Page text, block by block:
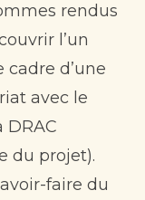
rendus
l’un
cadre d’une
avec le
du projet).
faire du